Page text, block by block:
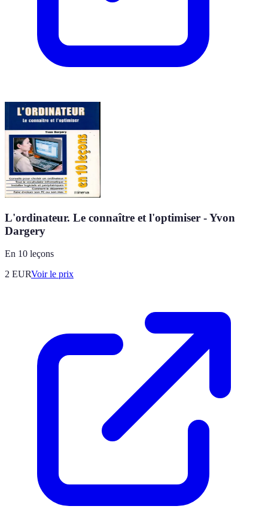
L'ordinateur. Le connaître et l'optimiser - Yvon
Dargery
En 10 leçons
2 EURVoir le prix